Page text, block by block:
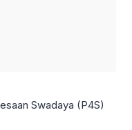
Swadaya (P4S)